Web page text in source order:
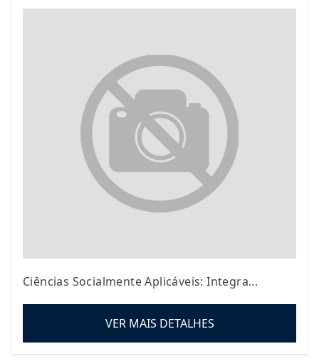
Ciências Socialmente Aplicáveis: Integra...
VER MAIS DETALHES